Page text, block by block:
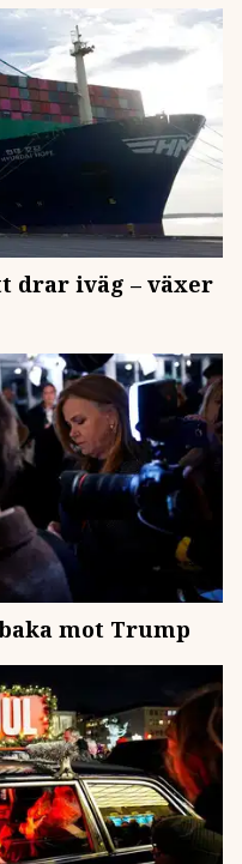
drar iväg – växer
mot Trump